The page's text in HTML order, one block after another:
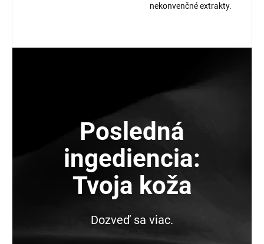
nekonvenčné extrakty.
Posledná
ingediencia:
Tvoja koža
Dozveď sa viac.